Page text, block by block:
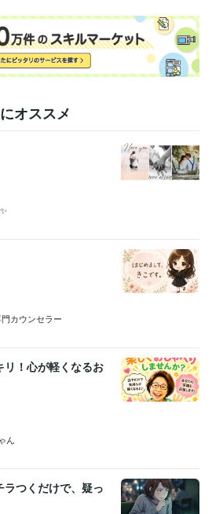
目をむかえました★彡
ト 経験年数 : 7年
東日本大震災で被災に合ったで賞 ココナ
ココナラ  シルバー
ココナラ  ブロンズランクになりました
年 : 2021年
ード【２０２２．8月】:3年
．５月開始】:2年
愚痴やお悩み、お話し相手 メンタル、鬱
談
双子育児
ード占い
アチューンメント
タロットカード インナーチャイルド
オススメ
カウンセラー
！心が軽くなるお
ん
つくだけで、疑っ